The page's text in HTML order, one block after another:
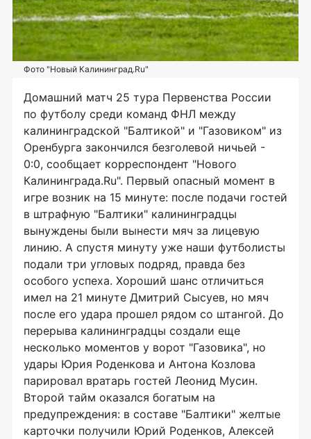
Фото "Новый Калининград.Ru"
Домашний матч 25 тура Первенства России
по футболу среди команд ФНЛ между
калининградской "Балтикой" и "Газовиком" из
Оренбурга закончился безголевой ничьей -
0:0, сообщает корреспондент "Нового
Калининграда.Ru". Первый опасный момент в
игре возник на 15 минуте: после подачи гостей
в штрафную "Балтики" калининградцы
вынуждены были вынести мяч за лицевую
линию. А спустя минуту уже наши футболисты
подали три угловых подряд, правда без
особого успеха. Хороший шанс отличиться
имел на 21 минуте Дмитрий Сысуев, но мяч
после его удара прошел рядом со штангой. До
перерыва калининградцы создали еще
несколько моментов у ворот "Газовика", но
удары Юрия Роденкова и Антона Козлова
парировал вратарь гостей Леонид Мусин.
Второй тайм оказался богатым на
предупреждения: в составе "Балтики" желтые
карточки получили Юрий Роденков, Алексей